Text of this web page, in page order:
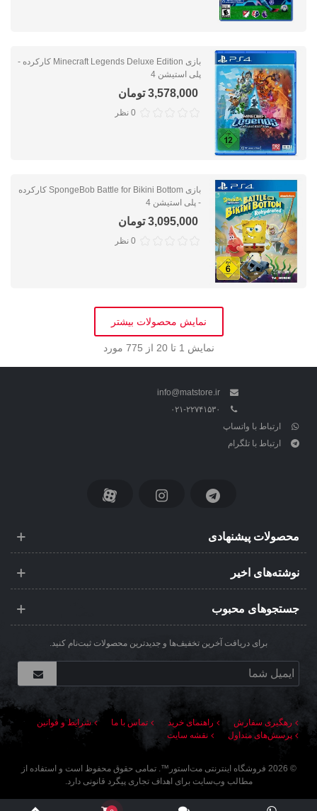
بازی Minecraft Legends Deluxe Edition کارکرده -
پلی استیشن 4
3,578,000 تومان
0 نظر
بازی SpongeBob Battle for Bikini Bottom کارکرده
- پلی استیشن 4
3,095,000 تومان
0 نظر
نمایش محصولات بیشتر
نمایش 1 تا 20 از 775 مورد
info@matstore.ir
۰۲۱-۲۲۷۴۱۵۳۰
ارتباط با واتساپ
ارتباط با تلگرام
محصولات پیشنهادی
نوشته‌های اخیر
جستجوهای محبوب
برای دریافت آخرین تخفیف‌ها و جدیدترین محصولات ثبت‌نام کنید.
رهگیری سفارش راهنمای خرید تماس با ما
شرایط و قوانین
پرسش‌های متداول
نقشه سایت
©
2026 فروشگاه اینترنتی مت‌استور ™. تمامی حقوق محفوظ است و استفاده از
مطالب وب‌سایت برای اهداف تجاری پیگرد قانونی دارد.